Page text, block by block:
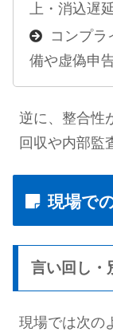
上・消込遅
コンプラ
備や虚偽申
逆に、整合性
回収や内部監
現場で
言い回し・
現場では次の